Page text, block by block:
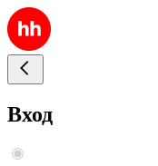
Вход